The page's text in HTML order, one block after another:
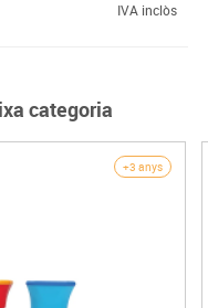
IVA inclòs
categoria
+3 anys